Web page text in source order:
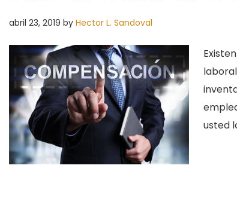
abril 23, 2019 by Hector L. Sandoval
usted